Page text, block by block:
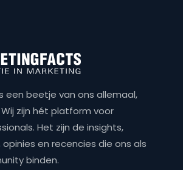
een beetje van ons allemaal,
zijn hét platform voor
Het zijn de insights,
en recencies die ons als
binden.